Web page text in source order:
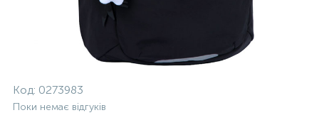
Код: 0273983
Поки немає відгуків